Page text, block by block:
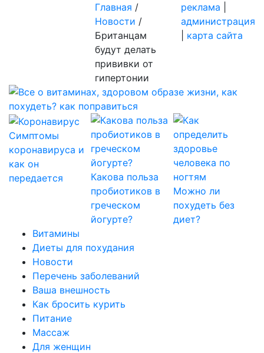
Главная /
Новости /
Британцам
будут делать
прививки от
гипертонии
реклама
администрация
карта сайта
Симптомы
коронавируса и
как он
передается
Какова польза
пробиотиков в
греческом
йогурте?
Можно ли
похудеть без
диет?
Витамины
Диеты для похудания
Новости
Перечень заболеваний
Ваша внешность
Как бросить курить
Питание
Массаж
Для женщин